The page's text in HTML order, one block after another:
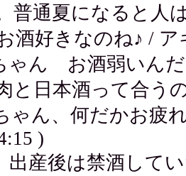
普通夏になると人
酒好きなのね♪ / ア
ゃん お酒弱いんだ
と日本酒って合う
ゃん、何だかお疲
)
出産後は禁酒して